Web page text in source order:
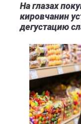
На глазах
кировчанин
дегустацию